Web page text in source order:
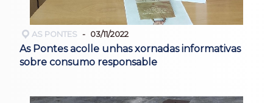
AS PONTES 03/11/2022
As Pontes acolle unhas xornadas informativas
sobre consumo responsable